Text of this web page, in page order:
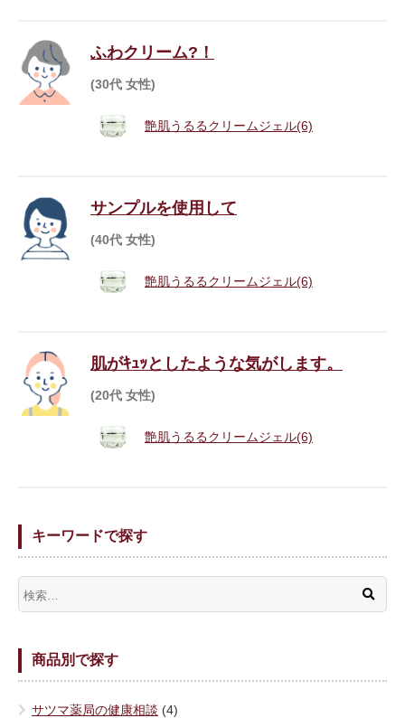
ふわクリーム?！
(30代 女性)
艶肌うるるクリームジェル(6)
サンプルを使用して
(40代 女性)
艶肌うるるクリームジェル(6)
肌がｷｭｯとしたような気がします。
(20代 女性)
艶肌うるるクリームジェル(6)
キーワードで探す
商品別で探す
サツマ薬局の健康相談 (4)